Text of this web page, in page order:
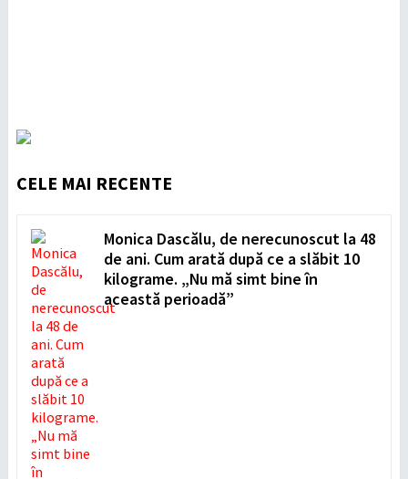
CELE MAI RECENTE
Monica Dascălu, de nerecunoscut la 48
de ani. Cum arată după ce a slăbit 10
kilograme. „Nu mă simt bine în
această perioadă”